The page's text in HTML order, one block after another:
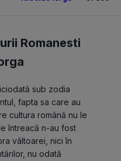
Romanesti
sub zodia
fapta sa care au
cultura română nu le
întreacă n-au fost
vâltoarei, nici în
nu odată